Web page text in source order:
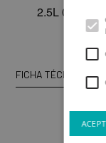
2.5L 0.75L
FICHA TÉCNICA